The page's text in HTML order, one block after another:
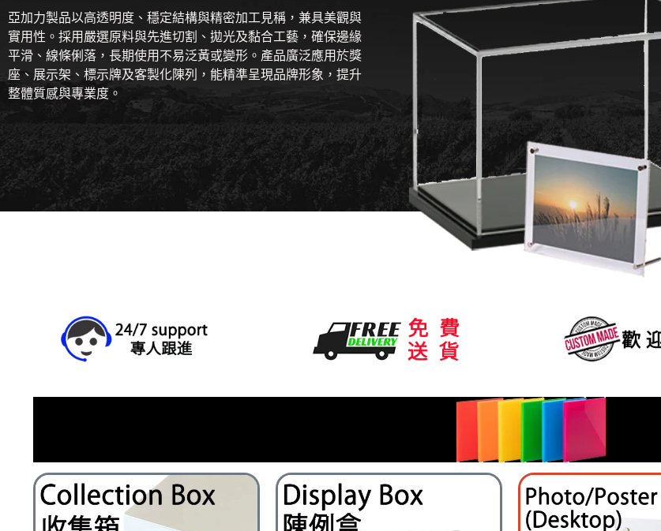
亞加力製品以高透明度、穩定結構與精密加工見稱，兼具美觀與
實用性。採用嚴選原料與先進切割、拋光及黏合工藝，確保邊緣
平滑、線條俐落，長期使用不易泛黃或變形。產品廣泛應用於獎
座、展示架、標示牌及客製化陳列，能精準呈現品牌形象，提升
整體質感與專業度。